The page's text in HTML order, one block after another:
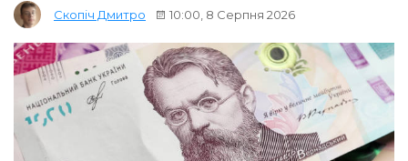
Скопіч Дмитро 10:00, 8 Серпня 2026